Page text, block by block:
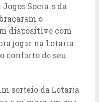
Sociais da
o
dispositivo com
jogar na Lotaria
conforto do seu
sorteio da Lotaria